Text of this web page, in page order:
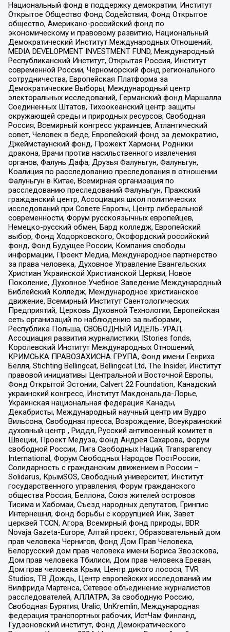
Национальный фонд в поддержку демократии, Институт
Открытое Общество Фонд Содействия, Фонд Открытое
общество, Американо-российский фонд по
экономическому и правовому развитию, Национальный
Демократический Институт Международных Отношений,
MEDIA DEVELOPMENT INVESTMENT FUND, Международный
Республиканский Институт, Открытая Россия, Институт
современной России, Черноморский фонд регионального
сотрудничества, Европейская Платформа за
Демократические Выборы, Международный центр
электоральных исследований, Германский фонд Маршалла
Соединенных Штатов, Тихоокеанский центр защиты
окружающей среды и природных ресурсов, Свободная
Россия, Всемирный конгресс украинцев, Атлантический
совет, Человек в беде, Европейский фонд за демократию,
Джеймстаунский фонд, Прожект Хармони, Родники
дракона, Врачи против насильственного извлечения
органов, Фалунь Дафа, Друзья Фалуньгун, Фалуньгун,
Коалиция по расследованию преследования в отношении
Фалуньгун в Китае, Всемирная организация по
расследованию преследований Фалуньгун, Пражский
гражданский центр, Ассоциация школ политических
исследований при Совете Европы, Центр либеральной
современности, Форум русскоязычных европейцев,
Немецко-русский обмен, Бард колледж, Европейский
выбор, Фонд Ходорковского, Оксфордский российский
фонд, Фонд Будущее России, Компания свободы
информации, Проект Медиа, Международное партнерство
за права человека, Духовное Управление Евангельских
Христиан Украинской Христианской Церкви, Новое
Поколение, Духовное Учебное Заведение Международный
Библейский Колледж, Международное христианское
движение, Всемирный Институт Саентологических
Предприятий, Церковь Духовной Технологии, Европейская
сеть организаций по наблюдению за выборами,
Республика Польша, СВОБОДНЫЙ ИДЕЛЬ-УРАЛ,
Ассоциация развития журналистики, IStories fonds,
Королевский Институт Международных Отношений,
КРИМСЬКА ПРАВОЗАХИСНА ГРУПА, Фонд имени Генриха
Бёлля, Stichting Bellingcat, Bellingcat Ltd, The Insider, Институт
правовой инициативы Центральной и Восточной Европы,
Фонд Открытой Эстонии, Calvert 22 Foundation, Канадский
украинский конгресс, Институт Макдональда-Лорье,
Украинская национальная федерация Канады,
Декабристы, Международный научный центр им Вудро
Вильсона, Свободная пресса, Возрождение, Всеукраинский
духовный центр , Риддл, Русский антивоенный комитет в
Швеции, Проект Медуза, Фонд Андрея Сахарова, Форум
свободной России, Лига Свободных Наций, Transparеncy
International, Форум Свободных Народов ПостРоссии,
Солидарность с гражданским движением в России –
Solidarus, КрымSOS, Свободный университет, Институт
государственного управления, Форум гражданского
общества Россия, Беллона, Союз жителей островов
Тисима и Хабомаи, Съезд народных депутатов, Гринпис
Интернешнл, Фонд борьбы с коррупцией Инк, Завет
церквей TCCN, Агора, Всемирный фонд природы, BDR
Novaja Gazeta-Europe, Алтай проект, Образовательный дом
прав человека Чернигов, Фонд Дом Прав Человека,
Белорусский дом прав человека имени Бориса Звозскова,
Дом прав человека Тбилиси, Дом прав человека Ереван,
Дом прав человека Крым, Центр дикого лосося, TVR
Studios, ТВ Дождь, Центр европейских исследований им
Вилфрида Мартенса, Сетевое объединение журналистов
расследователей, АЛЛАТРА, За свободную Россию,
Свободная Бурятия, Uralic, UnKremlin, Международная
федерация транспортных рабочих, ИстЧам Финланд,
Гудзоновский институт, Фонд Демократического